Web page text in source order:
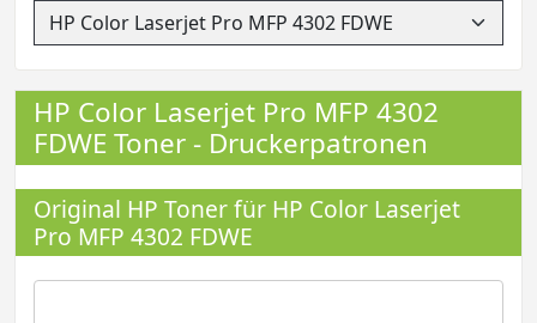
HP Color Laserjet Pro MFP 4302
FDWE Toner - Druckerpatronen
Original HP Toner für HP Color Laserjet
Pro MFP 4302 FDWE